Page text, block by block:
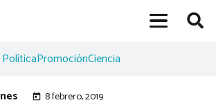
PolíticaPromociónCiencia
today 8 febrero, 2019